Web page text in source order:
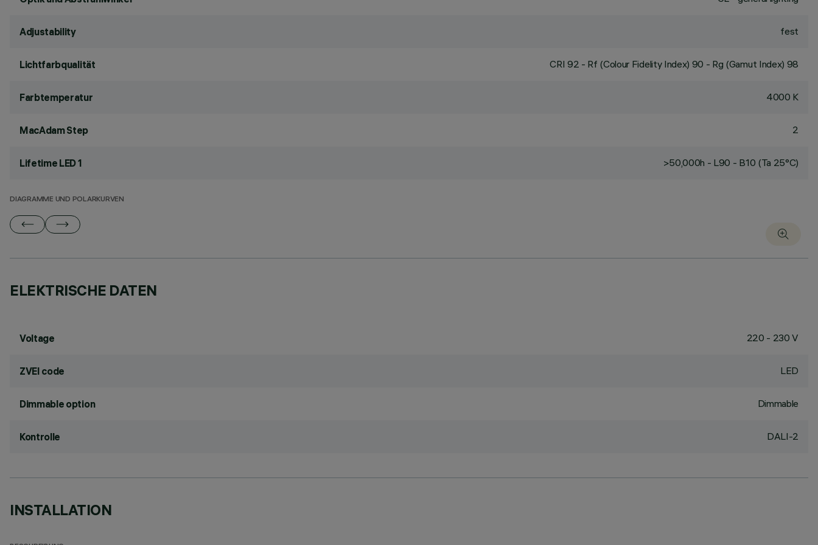
Adjustability fest
Lichtfarbqualität CRI 92 - Rf (Colour Fidelity Index) 90 - Rg (Gamut Index) 98
Farbtemperatur 4000 K
MacAdam Step 2
Lifetime LED 1 >50,000h - L90 - B10 (Ta 25°C)
DIAGRAMME UND POLARKURVEN
ELEKTRISCHE DATEN
Voltage 220 - 230 V
ZVEI code LED
Dimmable option Dimmable
Kontrolle DALI-2
INSTALLATION